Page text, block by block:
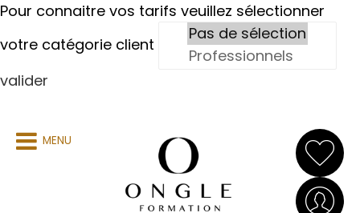
Pour connaitre vos tarifs veuillez sélectionner
votre catégorie client
valider
MENU